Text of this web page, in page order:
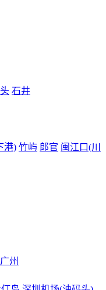
石井
港) 竹屿 郎官 闽江口(川
广州